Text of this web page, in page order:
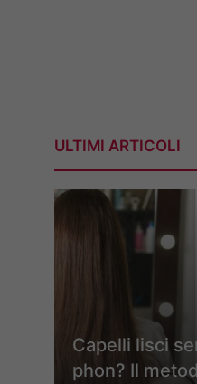
ULTIMI ARTICOLI
Capelli lisci
phon? Il